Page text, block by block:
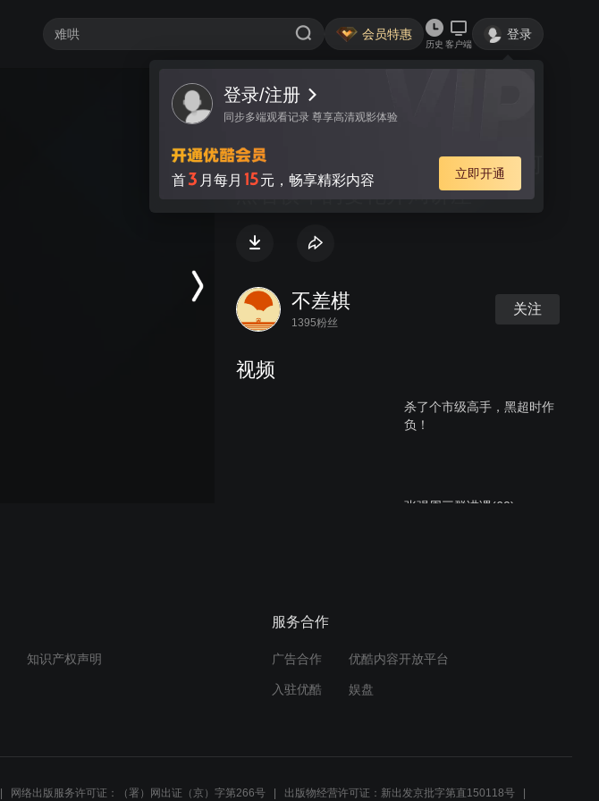
会员特惠
历史 客户端
登录
登录/注册
同步多端观看记录 尊享高清观影体验
首3 月每月 15元，畅享精彩内容 立即开通
视频 讨论
欣欣讲棋 中炮对屏风马左马盘河
黑右横车的变化开局讲座
不差棋
1395粉丝
关注
视频
杀了个市级高手，黑超时作
负！
张强周三群讲课(60)
知识产权声明
服务合作
广告合作 优酷内容开放平台
入驻优酷 娱盘
网络出版服务许可证：（署）网出证（京）字第266号 出版物经营许可证：新出发京批字第直150118号